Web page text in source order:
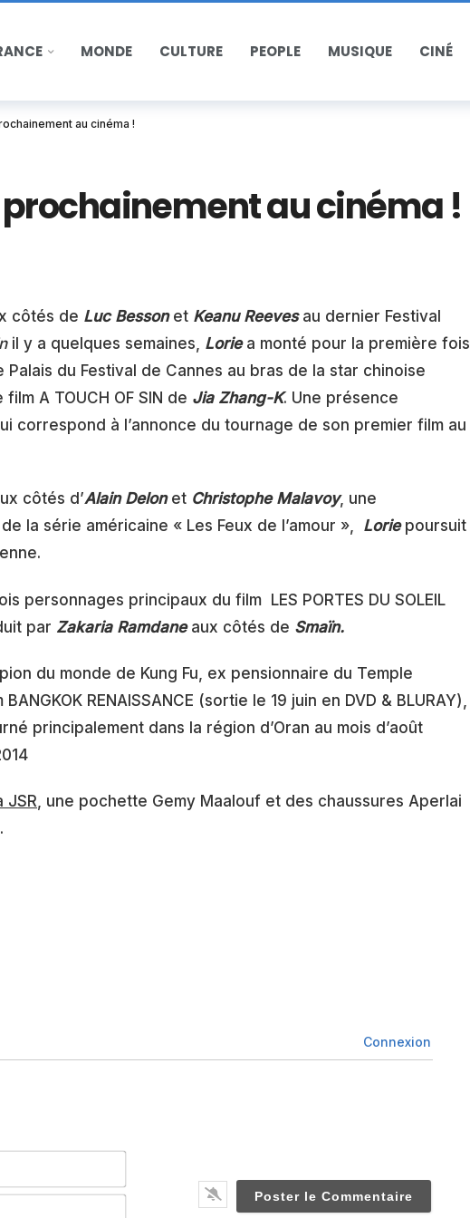
MONDE CULTURE PEOPLE MUSIQUE CINÉ
au cinéma !
prochainement au cinéma !
côtés de Luc Bessonet Keanu Reevesau dernier Festival
il y a quelques semaines, Loriea monté pour la première fois
du Festival de Cannes au bras de la star chinoise
A TOUCH OF SIN de Jia Zhang-K. Une présence
correspond à l’annonce du tournage de son premier film au
côtés d’Alain Delonet Christophe Malavoy, une
la série américaine « Les Feux de l’amour », Loriepoursuit
personnages principaux du film LES PORTES DU SOLEIL
par Zakaria Ramdaneaux côtés de Smaïn.
du monde de Kung Fu, ex pensionnaire du Temple
RENAISSANCE (sortie le 19 juin en DVD & BLURAY),
principalement dans la région d’Oran au mois d’août
JSR, une pochette Gemy Maalouf et des chaussures Aperlai
Connexion
Nom*
Email*